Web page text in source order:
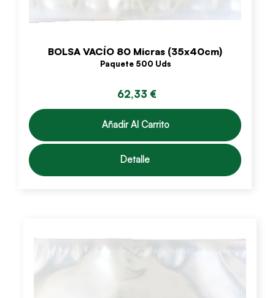
BOLSA VACÍO 80 Micras (35x40cm)
Paquete 500 Uds
62,33 €
Añadir Al Carrito
Detalle